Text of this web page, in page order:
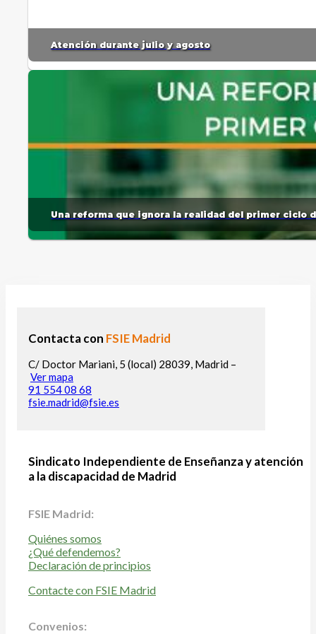
Atención durante julio y agosto
Una reforma que ignora la realidad del primer ciclo
Contacta con FSIE Madrid
C/ Doctor Mariani, 5 (local) 28039, Madrid –
Ver mapa
91 554 08 68
fsie.madrid@fsie.es
Sindicato Independiente de Enseñanza y atención
a la discapacidad de Madrid
FSIE Madrid:
Quiénes somos
¿Qué defendemos?
Declaración de principios
Contacte con FSIE Madrid
Convenios: